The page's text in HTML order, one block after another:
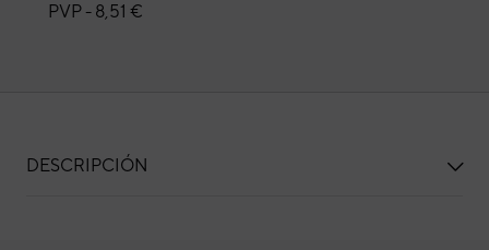
PVP - 8,51 €
DESCRIPCIÓN